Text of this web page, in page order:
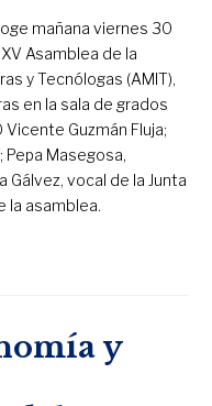
mañana viernes 30
Asamblea de la
y Tecnólogas (AMIT),
en la sala de grados
Guzmán Fluja;
Pepa Masegosa,
Gálvez, vocal de la Junta
la asamblea.
y